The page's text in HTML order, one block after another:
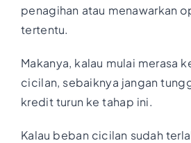
penagihan atau menawarkan
tertentu.
Makanya, kalau mulai merasa
cicilan, sebaiknya jangan
kredit turun ke tahap ini.
Kalau beban cicilan sudah